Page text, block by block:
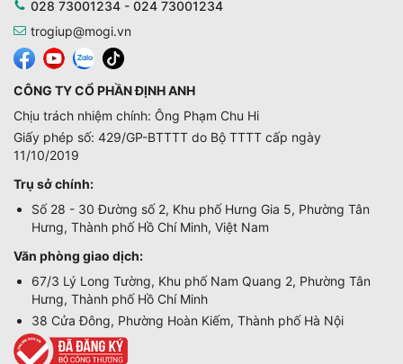
028 73001234 - 024 73001234
trogiup@mogi.vn
CÔNG TY CỔ PHẦN ĐỊNH ANH
Chịu trách nhiệm chính: Ông Phạm Chu Hi
Giấy phép số: 429/GP-BTTTT do Bộ TTTT cấp ngày
11/10/2019
Trụ sở chính:
Số 28 - 30 Đường số 2, Khu phố Hưng Gia 5, Phường Tân
Hưng, Thành phố Hồ Chí Minh, Việt Nam
Văn phòng giao dịch:
67/3 Lý Long Tường, Khu phố Nam Quang 2, Phường Tân
Hưng, Thành phố Hồ Chí Minh
38 Cửa Đông, Phường Hoàn Kiếm, Thành phố Hà Nội